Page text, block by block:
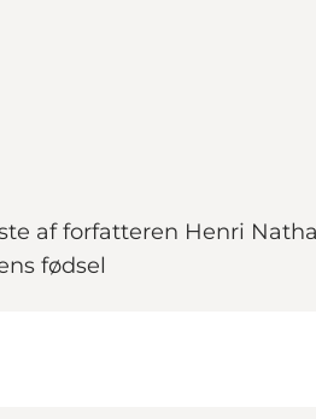
af forfatteren Henri
fødsel